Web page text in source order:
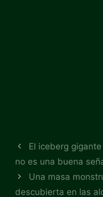
El iceberg
no es una buena
Una masa
descubierta en las